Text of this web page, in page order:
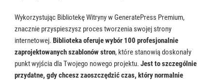
Wykorzystując Bibliotekę Witryny w GeneratePress Premium,
znacznie przyspieszysz proces tworzenia swojej strony
internetowej. Biblioteka oferuje wybór 100 profesjonalnie
zaprojektowanych szablonów stron, które stanowią doskonały
punkt wyjścia dla Twojego nowego projektu. Jest to szczególnie
przydatne, gdy chcesz zaoszczędzić czas, który normalnie